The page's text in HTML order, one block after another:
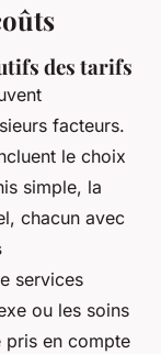
des tarifs
facteurs.
le choix
simple, la
chacun avec
services
ou les soins
pris en compte